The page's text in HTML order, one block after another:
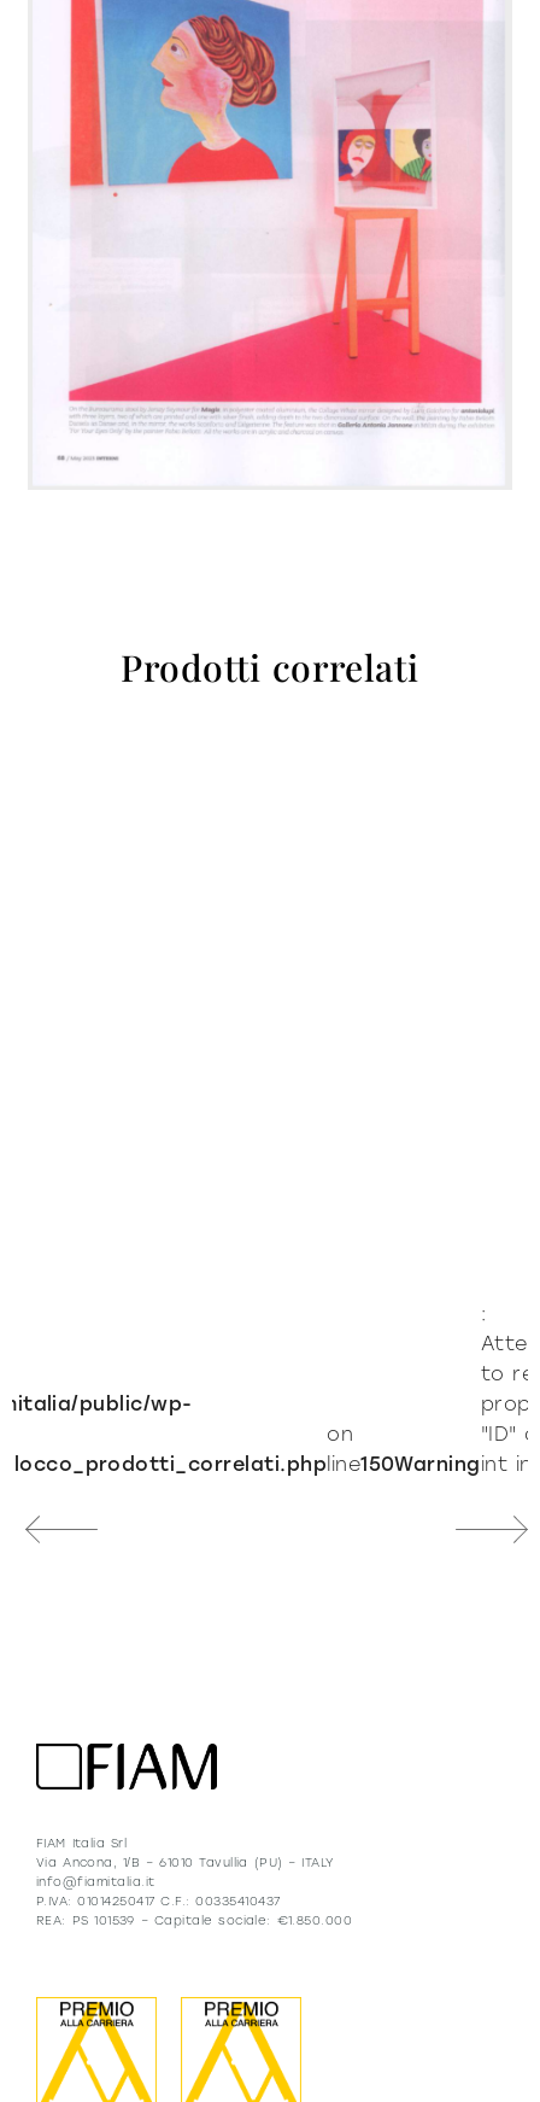
Prodotti correlati
public/wp-
on
line150Warning
:
to
"ID"
int in
FIAM Italia Srl
Via Ancona, 1/B – 61010 Tavullia (PU) – ITALY
info@fiamitalia.it
P.IVA: 01014250417 C.F.: 00335410437
REA: PS 101539 – Capitale sociale: €1.850.000